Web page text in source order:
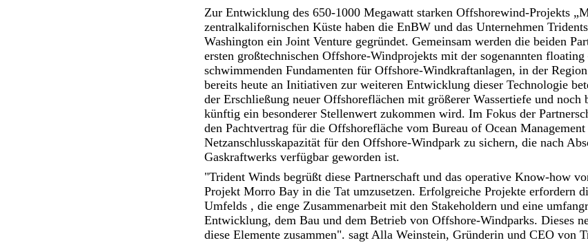
Zur Entwicklung des 650-1000 Megawatt starken Offshorewind-Projekts
zentralkalifornischen Küste haben die EnBW und das Unternehmen
Washington ein Joint Venture gegründet. Gemeinsam werden die beiden
ersten großtechnischen Offshore-Windprojekts mit der sogenannten
schwimmenden Fundamenten für Offshore-Windkraftanlagen, in der
bereits heute an Initiativen zur weiteren Entwicklung dieser Technologie
der Erschließung neuer Offshoreflächen mit größerer Wassertiefe und noch
künftig ein besonderer Stellenwert zukommen wird. Im Fokus der
den Pachtvertrag für die Offshorefläche vom Bureau of Ocean
Netzanschlusskapazität für den Offshore-Windpark zu sichern, die nach
Gaskraftwerks verfügbar geworden ist.
"Trident Winds begrüßt diese Partnerschaft und das operative Know-how
Projekt Morro Bay in die Tat umzusetzen. Erfolgreiche Projekte erfordern
Umfelds , die enge Zusammenarbeit mit den Stakeholdern und eine
Entwicklung, dem Bau und dem Betrieb von Offshore-Windparks. Dieses
diese Elemente zusammen". sagt Alla Weinstein, Gründerin und CEO von